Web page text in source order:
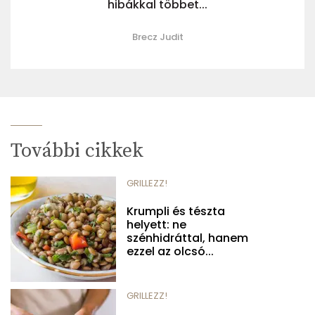
hibákkal többet...
Brecz Judit
További cikkek
GRILLEZZ!
Krumpli és tészta
helyett: ne
szénhidráttal, hanem
ezzel az olcsó...
GRILLEZZ!